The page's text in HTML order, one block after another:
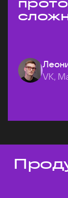
VK,
Темы